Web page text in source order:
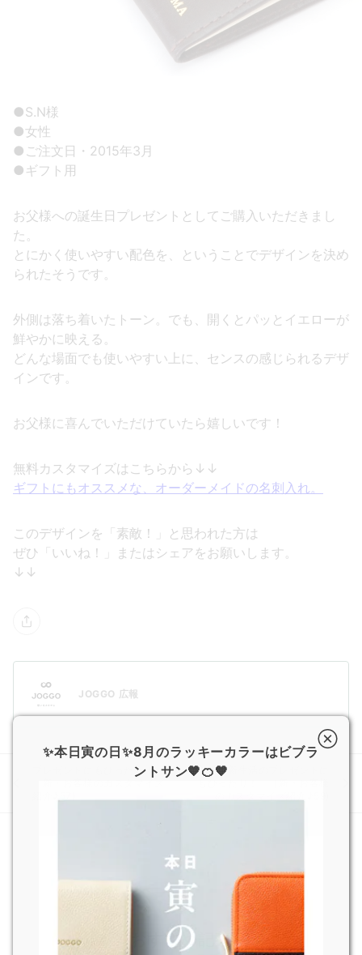
●S.N様
●女性
●ご注文日・2015年3月
●ギフト用
お父様への誕生日プレゼントとしてご購入いただきまし
た。
とにかく使いやすい配色を、ということでデザインを決め
られたそうです。
外側は落ち着いたトーン。でも、開くとパッとイエローが
鮮やかに映える。
どんな場面でも使いやすい上に、センスの感じられるデザ
インです。
お父様に喜んでいただけていたら嬉しいです！
無料カスタマイズはこちらから↓↓
ギフトにもオススメな、オーダーメイドの名刺入れ。
このデザインを「素敵！」と思われた方は
ぜひ「いいね！」またはシェアをお願いします。
↓↓
JOGGO 広報
プレゼントにもぴったり！
入学、新生活のプレゼントに
おすすめ記事
✨本日寅の日✨8月のラッキーカラーはビブラ
ントサン🧡🍊🧡